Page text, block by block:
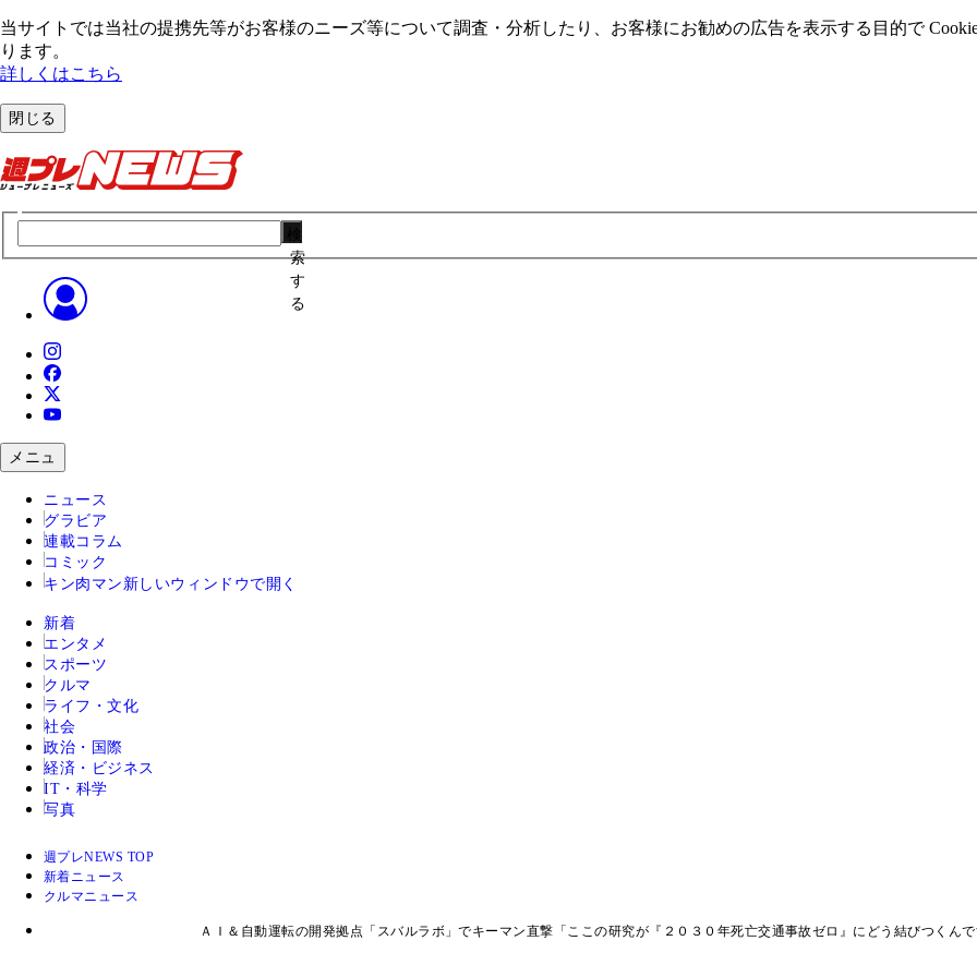
当サイトでは当社の提携先等がお客様のニーズ等について調査・分析したり、お客様にお勧めの広告を表⽰する⽬的で
ります。
詳しくはこちら
閉じる
索
す
る
メニュ
ニュース
グラビア
連載コラム
コミック
キン肉マン 新しいウィンドウで開く
新着
エンタメ
スポーツ
クルマ
ライフ・文化
社会
政治・国際
経済・ビジネス
IT・科学
写真
週プレNEWS TOP
新着ニュース
クルマニュース
ＡＩ＆自動運転の開発拠点「スバルラボ」でキーマン直撃「ここの研究が『２０３０年死亡交通事故ゼロ』にどう結びつくん